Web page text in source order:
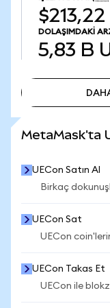
$213,22
DOLAŞIMDAKI
5,83 B
MetaMask'ta
UECon Satın Al
Birkaç
UECon Sat
UECon
UECon Takas Et
UECon ile